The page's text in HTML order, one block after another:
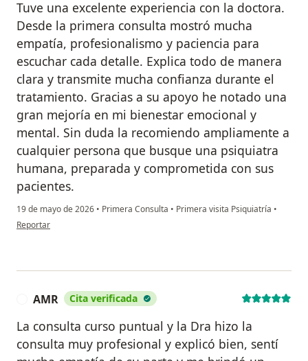
Tuve una excelente experiencia con la doctora.
Desde la primera consulta mostró mucha
empatía, profesionalismo y paciencia para
escuchar cada detalle. Explica todo de manera
clara y transmite mucha confianza durante el
tratamiento. Gracias a su apoyo he notado una
gran mejoría en mi bienestar emocional y
mental. Sin duda la recomiendo ampliamente a
cualquier persona que busque una psiquiatra
humana, preparada y comprometida con sus
pacientes.
19 de mayo de 2026 • Primera Consulta • Primera visita Psiquiatría •
en opinión del usuario OH
Reportar
AMR Cita verificada
La consulta curso puntual y la Dra hizo la
consulta muy profesional y explicó bien, sentí